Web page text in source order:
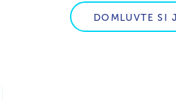
DOMLUVTE SI